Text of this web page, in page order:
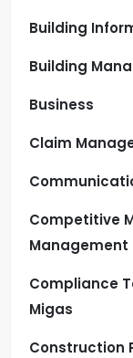
Building
Building
Business
Claim
Competitive
Management
Compliance
Migas
Construction